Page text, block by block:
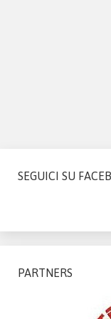
SEGUICI SU
PARTNERS